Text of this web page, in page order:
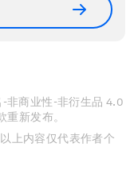
非商业性-非衍生品 4.0
重新发布。
上内容仅代表作者个